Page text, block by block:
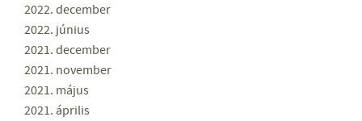
2022. december
2022. június
2021. december
2021. november
2021. május
2021. április